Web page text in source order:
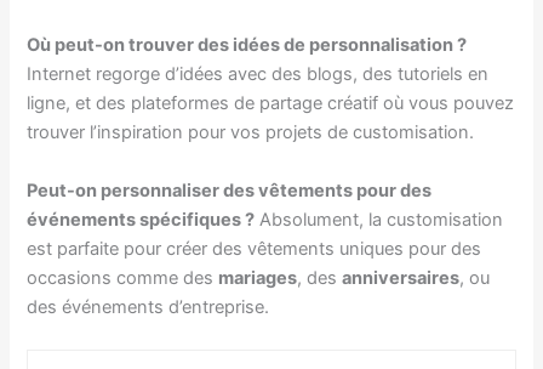
Où peut-on trouver des idées de personnalisation ?
Internet regorge d’idées avec des blogs, des tutoriels en
ligne, et des plateformes de partage créatif où vous pouvez
trouver l’inspiration pour vos projets de customisation.
Peut-on personnaliser des vêtements pour des
événements spécifiques ? Absolument, la customisation
est parfaite pour créer des vêtements uniques pour des
occasions comme des mariages, desanniversaires, ou
des événements d’entreprise.